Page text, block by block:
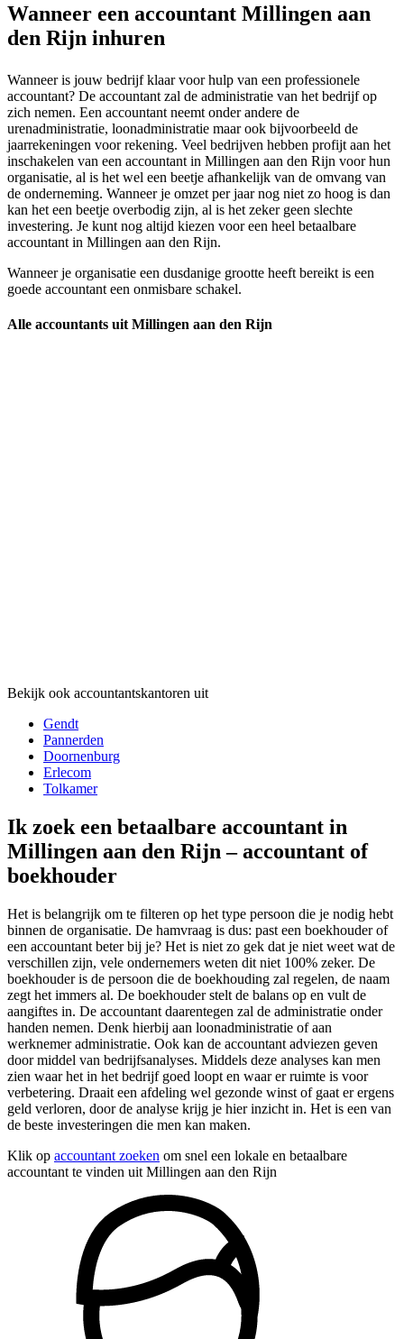
Wanneer een accountant Millingen aan
den Rijn inhuren
Wanneer is jouw bedrijf klaar voor hulp van een professionele
accountant? De accountant zal de administratie van het bedrijf op
zich nemen. Een accountant neemt onder andere de
urenadministratie, loonadministratie maar ook bijvoorbeeld de
jaarrekeningen voor rekening. Veel bedrijven hebben profijt aan het
inschakelen van een accountant in Millingen aan den Rijn voor hun
organisatie, al is het wel een beetje afhankelijk van de omvang van
de onderneming. Wanneer je omzet per jaar nog niet zo hoog is dan
kan het een beetje overbodig zijn, al is het zeker geen slechte
investering. Je kunt nog altijd kiezen voor een heel betaalbare
accountant in Millingen aan den Rijn.
Wanneer je organisatie een dusdanige grootte heeft bereikt is een
goede accountant een onmisbare schakel.
Alle accountants uit Millingen aan den Rijn
Bekijk ook accountantskantoren uit
Gendt
Pannerden
Doornenburg
Erlecom
Tolkamer
Ik zoek een betaalbare accountant in
Millingen aan den Rijn – accountant of
boekhouder
Het is belangrijk om te filteren op het type persoon die je nodig hebt
binnen de organisatie. De hamvraag is dus: past een boekhouder of
een accountant beter bij je? Het is niet zo gek dat je niet weet wat de
verschillen zijn, vele ondernemers weten dit niet 100% zeker. De
boekhouder is de persoon die de boekhouding zal regelen, de naam
zegt het immers al. De boekhouder stelt de balans op en vult de
aangiftes in. De accountant daarentegen zal de administratie onder
handen nemen. Denk hierbij aan loonadministratie of aan
werknemer administratie. Ook kan de accountant adviezen geven
door middel van bedrijfsanalyses. Middels deze analyses kan men
zien waar het in het bedrijf goed loopt en waar er ruimte is voor
verbetering. Draait een afdeling wel gezonde winst of gaat er ergens
geld verloren, door de analyse krijg je hier inzicht in. Het is een van
de beste investeringen die men kan maken.
Klik op accountant zoeken om snel een lokale en betaalbare
accountant te vinden uit Millingen aan den Rijn